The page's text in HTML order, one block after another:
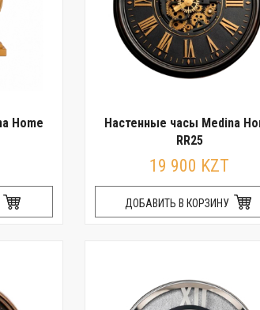
Home
Настенные часы Medina
RR25
19 900 KZT
ДОБАВИТЬ В КОРЗИНУ